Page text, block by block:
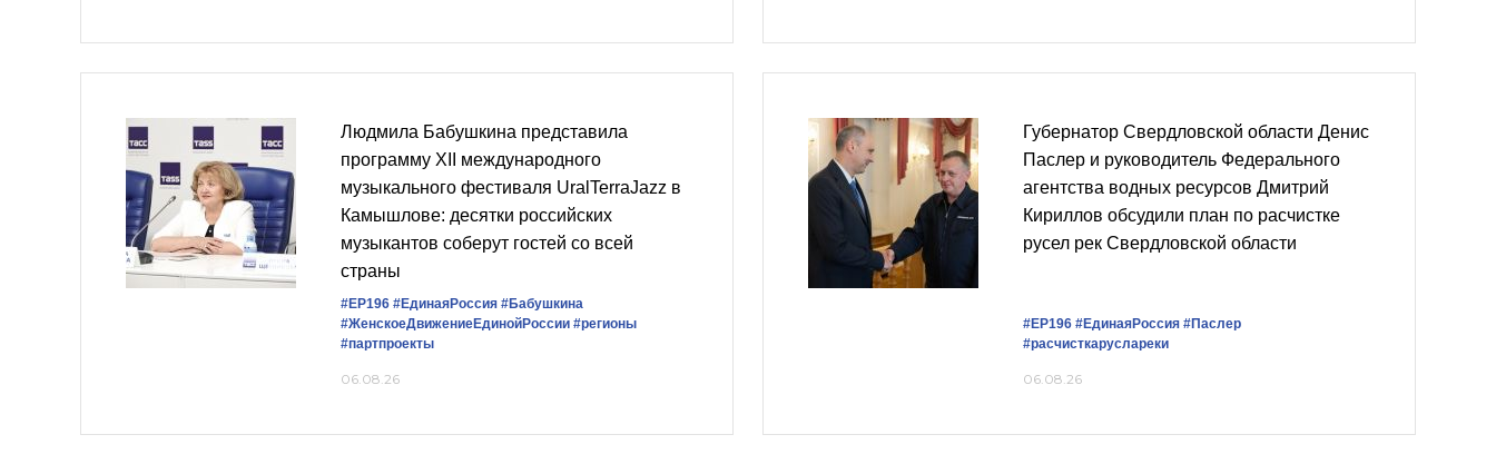
Людмила Бабушкина представила
программу XII международного
музыкального фестиваля UralTerraJazz в
Камышлове: десятки российских
музыкантов соберут гостей со всей
страны
#ЕР196 #‎ЕдинаяРоссия #Бабушкина
#ЖенскоеДвижениеЕдинойРоссии #регионы
#партпроекты
06.08.26
Губернатор Свердловской области Денис
Паслер и руководитель Федерального
агентства водных ресурсов Дмитрий
Кириллов обсудили план по расчистке
русел рек Свердловской области
#ЕР196 #ЕдинаяРоссия #Паслер
#расчисткаруслареки
06.08.26